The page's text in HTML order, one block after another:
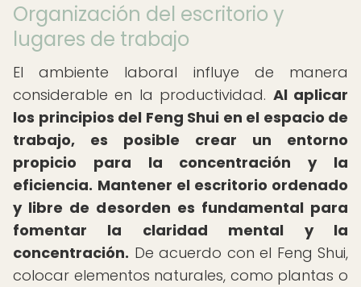
Organización del escritorio y
lugares de trabajo
El ambiente laboral influye de manera
considerable en la productividad. Al aplicar
los principios del Feng Shui en el espacio de
trabajo, es posible crear un entorno
propicio para la concentración y la
eficiencia. Mantener el escritorio ordenado
y libre de desorden es fundamental para
fomentar la claridad mental y la
concentración. De acuerdo con el Feng Shui,
colocar elementos naturales, como plantas o